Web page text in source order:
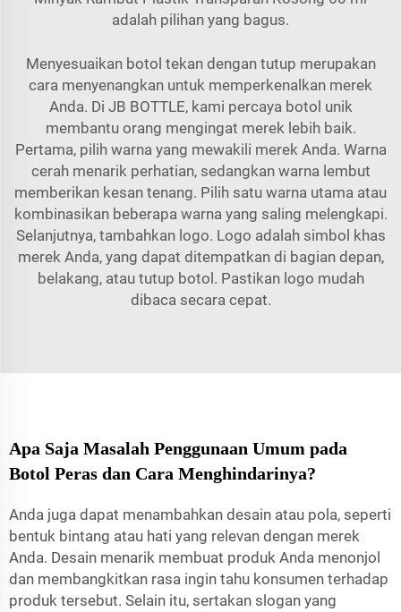
adalah pilihan yang bagus.
Menyesuaikan botol tekan dengan tutup merupakan
cara menyenangkan untuk memperkenalkan merek
Anda. Di JB BOTTLE, kami percaya botol unik
membantu orang mengingat merek lebih baik.
Pertama, pilih warna yang mewakili merek Anda. Warna
cerah menarik perhatian, sedangkan warna lembut
memberikan kesan tenang. Pilih satu warna utama atau
kombinasikan beberapa warna yang saling melengkapi.
Selanjutnya, tambahkan logo. Logo adalah simbol khas
merek Anda, yang dapat ditempatkan di bagian depan,
belakang, atau tutup botol. Pastikan logo mudah
dibaca secara cepat.
Apa Saja Masalah Penggunaan Umum pada
Botol Peras dan Cara Menghindarinya?
Anda juga dapat menambahkan desain atau pola, seperti
bentuk bintang atau hati yang relevan dengan merek
Anda. Desain menarik membuat produk Anda menonjol
dan membangkitkan rasa ingin tahu konsumen terhadap
produk tersebut. Selain itu, sertakan slogan yang